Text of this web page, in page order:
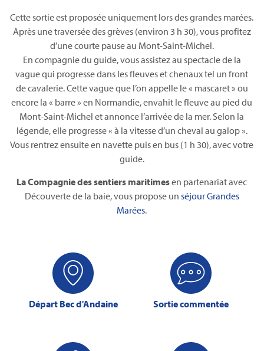
Cette sortie est proposée uniquement lors des grandes marées.
Après une traversée des grèves (environ 3 h 30), vous profitez
d’une courte pause au Mont-Saint-Michel.
En compagnie du guide, vous assistez au spectacle de la
vague qui progresse dans les fleuves et chenaux tel un front
de cavalerie. Cette vague que l’on appelle le « mascaret » ou
encore la « barre » en Normandie, envahit le fleuve au pied du
Mont-Saint-Michel et annonce l’arrivée de la mer. Selon la
légende, elle progresse « à la vitesse d’un cheval au galop ».
Vous rentrez ensuite en navette puis en bus (1 h 30), avec votre
guide.
La Compagnie des sentiers maritimesen partenariat avec
Découverte de la baie, vous propose un séjour Grandes
Marées.
Départ Bec d'Andaine Sortie commentée